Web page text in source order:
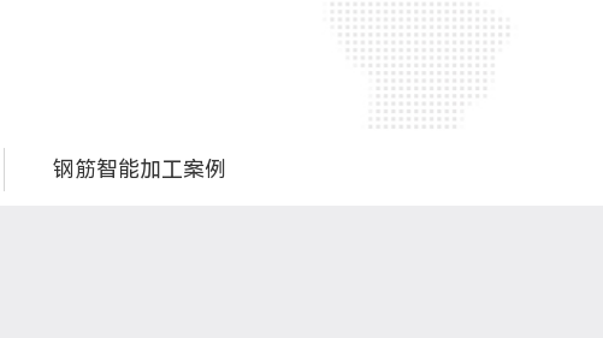
钢筋智能加工案例